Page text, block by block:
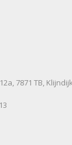
7871 TB,